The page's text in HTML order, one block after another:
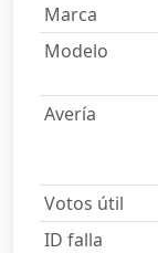
Marca
Modelo
Avería
Votos útil
ID falla